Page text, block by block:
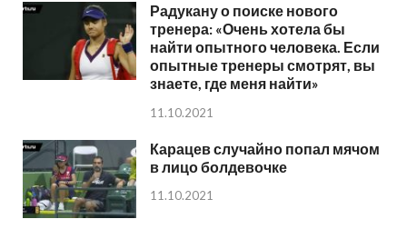
Радукану о поиске нового
тренера: «Очень хотела бы
найти опытного человека. Если
опытные тренеры смотрят, вы
знаете, где меня найти»
11.10.2021
Карацев случайно попал мячом
в лицо болдевочке
11.10.2021